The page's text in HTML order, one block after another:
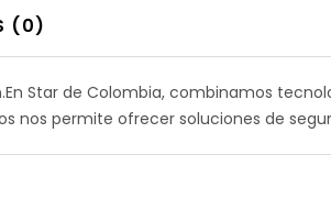
(0)
Star de Colombia, combinamos
nos permite ofrecer soluciones de